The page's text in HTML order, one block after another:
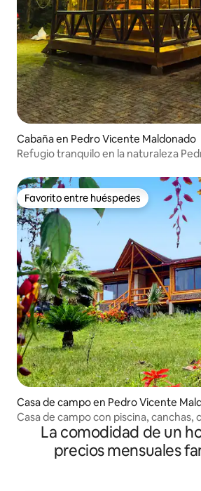
Cabaña en Pedro Vicente Maldonado
Refugio
Favorito entre huéspedes
Favorito entre huéspedes
Casa de campo en Pedro Vicente
Casa de campo con piscina, canchas,
natural.La comodidad de un
precios mensuales